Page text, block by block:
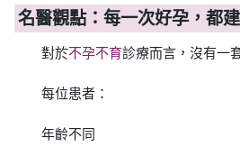
名醫觀點：每一次好孕，都
對於不孕不育診療而言，沒有一
每位患者：
年齡不同